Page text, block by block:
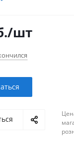
/шт